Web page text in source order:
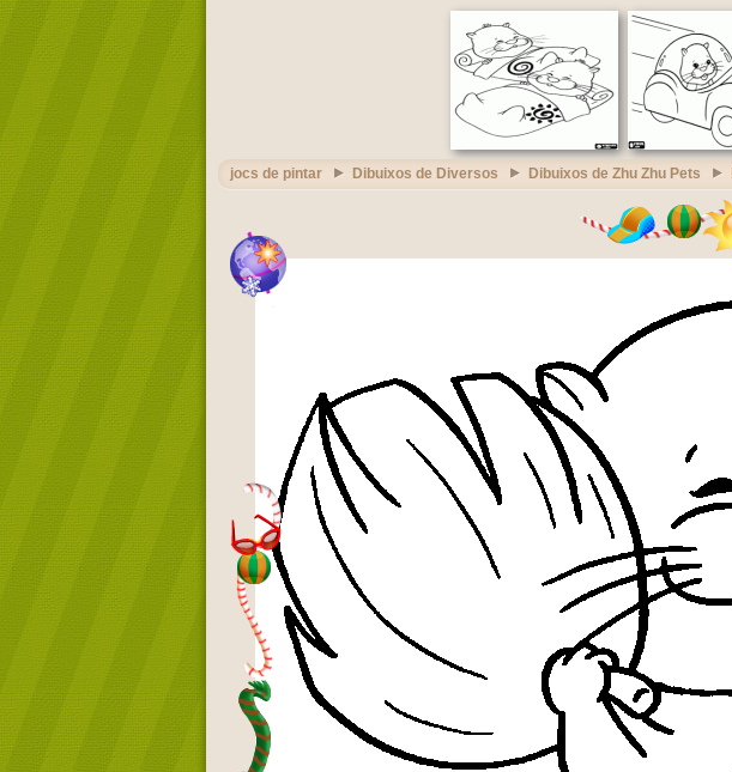
jocs de pintar Dibuixos de Diversos Dibuixos de Zhu Zhu Pets